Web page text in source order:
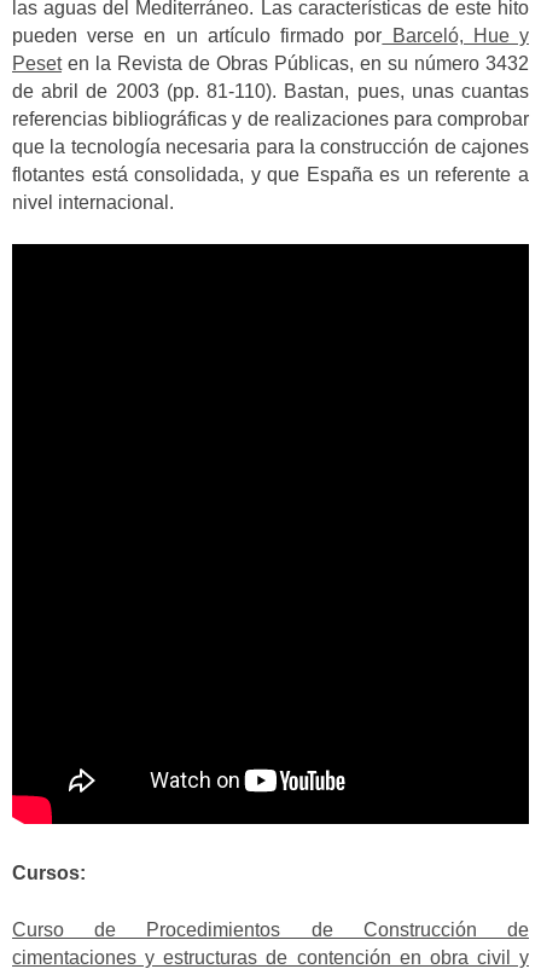
las aguas del Mediterráneo. Las características de este hito
pueden verse en un artículo firmado por Barceló, Hue y
Peseten la Revista de Obras Públicas, en su número 3432
de abril de 2003 (pp. 81-110). Bastan, pues, unas cuantas
referencias bibliográficas y de realizaciones para comprobar
que la tecnología necesaria para la construcción de cajones
flotantes está consolidada, y que España es un referente a
nivel internacional.
Cursos:
Curso de Procedimientos de Construcción de
cimentaciones y estructuras de contención en obra civil y